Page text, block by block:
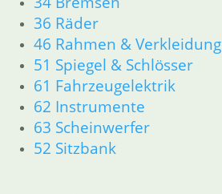
36 Räder
46 Rahmen & Verkleidung
51 Spiegel & Schlösser
61 Fahrzeugelektrik
62 Instrumente
63 Scheinwerfer
52 Sitzbank